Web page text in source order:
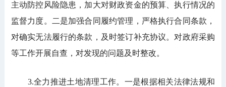
主动防控风险隐患，加大对财政资金的预算、执行情况的
监督力度。二是加强合同履约管理，严格执行合同条款，
对确实无法履行的条款，及时签订补充协议。对政府采购
等工作开展自查，对发现的问题及时整改。
3.全力推进土地清理工作。一是根据相关法律法规和